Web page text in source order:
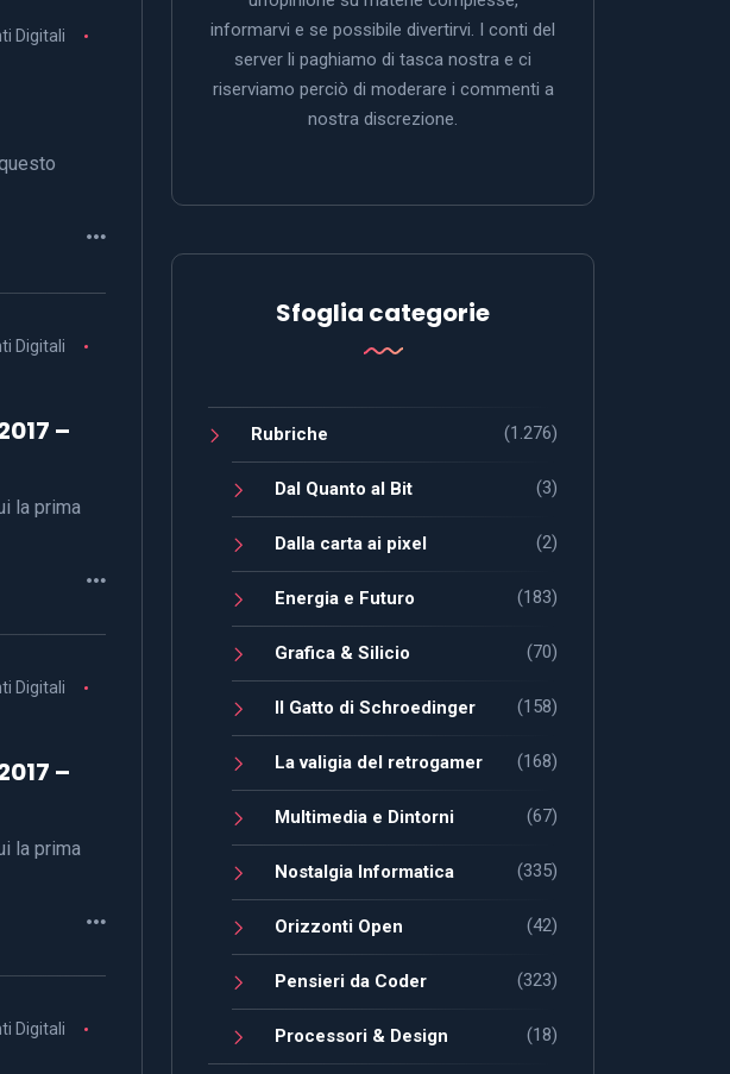
Digitali
Digitali
–
la prima
Digitali
–
la prima
Digitali
informarvi e se possibile divertirvi. I conti del
server li paghiamo di tasca nostra e ci
riserviamo perciò di moderare i commenti a
nostra discrezione.
Sfoglia categorie
Rubriche (1.276)
Dal Quanto al Bit (3)
Dalla carta ai pixel (2)
Energia e Futuro (183)
Grafica & Silicio (70)
Il Gatto di Schroedinger (158)
La valigia del retrogamer (168)
Multimedia e Dintorni (67)
Nostalgia Informatica (335)
Orizzonti Open (42)
Pensieri da Coder (323)
Processori & Design (18)